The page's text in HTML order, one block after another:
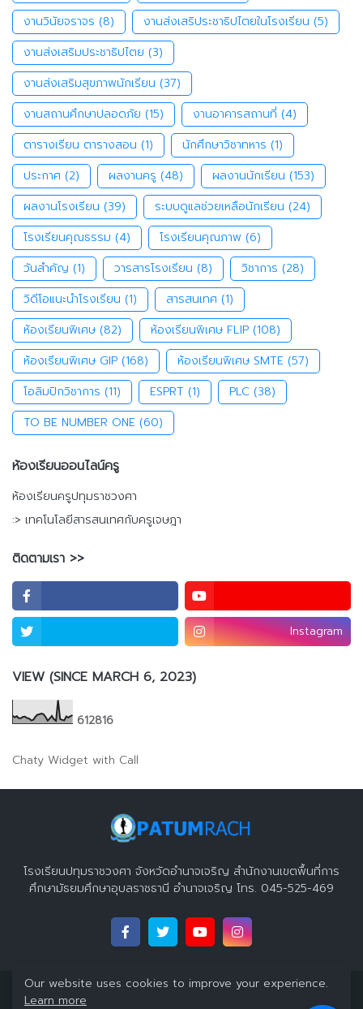
งานวินัยจราจร (8) งานส่งเสริประชาธิปไตยในโรงเรียน (5)
งานส่งเสริมประชาธิปไตย (3)
งานส่งเสริมสุขภาพนักเรียน (37)
งานสถานศึกษาปลอดภัย (15) งานอาคารสถานที่ (4)
ตารางเรียน ตารางสอน (1) นักศึกษาวิชาทหาร (1)
ประกาศ (2) ผลงานครู (48) ผลงานนักเรียน (153)
ผลงานโรงเรียน (39) ระบบดูแลช่วยเหลือนักเรียน (24)
โรงเรียนคุณธรรม (4) โรงเรียนคุณภาพ (6)
วันสำคัญ (1) วารสารโรงเรียน (8) วิชาการ (28)
วิดีโอแนะนำโรงเรียน (1) สารสนเทศ (1)
ห้องเรียนพิเศษ (82) ห้องเรียนพิเศษ FLIP (108)
ห้องเรียนพิเศษ GIP (168) ห้องเรียนพิเศษ SMTE (57)
โอลิมปิกวิชาการ (11) ESPRT (1) PLC (38)
TO BE NUMBER ONE (60)
ห้องเรียนออนไลน์ครู
ห้องเรียนครูปทุมราชวงศา
:> เทคโนโลยีสารสนเทศกับครูเจษฎา
ติดตามเรา >>
Instagram
VIEW (SINCE MARCH 6, 2023)
612816
Chaty Widget with Call
โรงเรียนปทุมราชวงศา จังหวัดอำนาจเจริญ สำนักงานเขตพื้นที่การ
ศึกษามัธยมศึกษาอุบลราชธานี อำนาจเจริญ โทร. 045-525-469
Copyright 2023 ©
Our website uses cookies to improve your experience.
Learn more